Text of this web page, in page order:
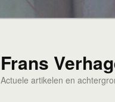
Frans
Actuele artikelen en